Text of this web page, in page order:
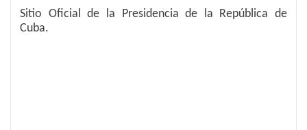
Sitio Oficial de la Presidencia de la República de
Cuba.